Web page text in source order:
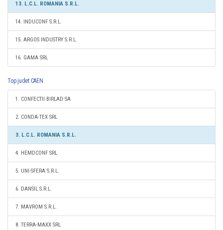
13. L.C.L. ROMANIA S.R.L.
14. INDUCONF S.R.L.
15. ARGOS INDUSTRY S.R.L.
16. GAMA SRL
Top judet CAEN
1. CONFECTII BIRLAD SA
2. CONDA-TEX SRL
3. L.C.L. ROMANIA S.R.L.
4. HEMDCONF SRL
5. UNI-SFERA S.R.L.
6. DANSIL S.R.L.
7. MAVROM S.R.L.
8. TERRA-MAXX SRL